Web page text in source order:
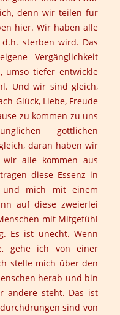
denn wir teilen für
hier. Wir haben alle
sterben wird. Das
Vergänglichkeit
umso tiefer entwickle
Und wir sind gleich,
Glück, Liebe, Freude
zu kommen zu uns
göttlichen
daran haben wir
wir alle kommen aus
diese Essenz in
mich mit einem
auf diese zweierlei
mit Mitgefühl
Es ist unecht. Wenn
gehe ich von einer
stelle mich über den
herab und bin
andere steht. Das ist
sind von